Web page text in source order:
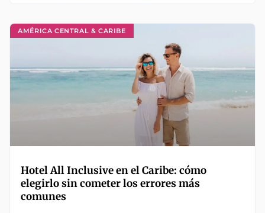
AMÉRICA CENTRAL & CARIBE
Hotel All Inclusive en el Caribe: cómo
elegirlo sin cometer los errores más
comunes